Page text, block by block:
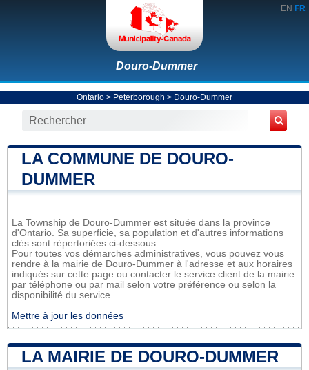
EN FR
Douro-Dummer
Ontario > Peterborough > Douro-Dummer
LA COMMUNE DE DOURO-
DUMMER
La Township de Douro-Dummer est située dans la province
d'Ontario. Sa superficie, sa population et d'autres informations
clés sont répertoriées ci-dessous.
Pour toutes vos démarches administratives, vous pouvez vous
rendre à la mairie de Douro-Dummer à l'adresse et aux horaires
indiqués sur cette page ou contacter le service client de la mairie
par téléphone ou par mail selon votre préférence ou selon la
disponibilité du service.
Mettre à jour les données
LA MAIRIE DE DOURO-DUMMER